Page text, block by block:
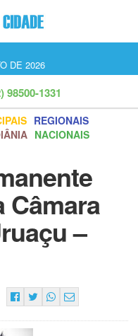
DE 2026
98500-1331
REGIONAIS
NACIONAIS
Câmara
–